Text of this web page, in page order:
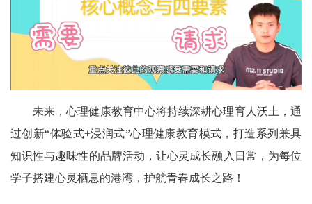
未来，心理健康教育中心将持续深耕心理育人沃土，通
过创新“体验式+浸润式”心理健康教育模式，打造系列兼具
知识性与趣味性的品牌活动，让心灵成长融入日常，为每位
学子搭建心灵栖息的港湾，护航青春成长之路！